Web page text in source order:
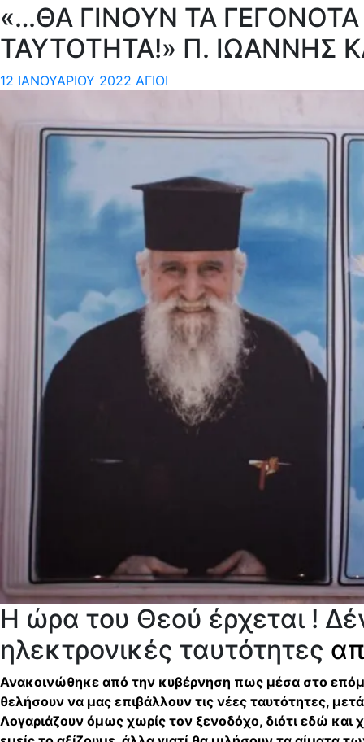
«…ΘΑ ΓΙΝΟΥΝ ΤΑ
ΤΑΥΤΟΤΗΤΑ!» Π. ΙΩΑΝΝΗΣ
12 ΙΑΝΟΥΑΡΊΟΥ 2022 ΆΓΙΟΙ
Η ώρα του Θεού έρχεται !
ηλεκτρονικές ταυτότητες
Ανακοινώθηκε από την κυβέρνηση πως μέσα στο
θελήσουν να μας επιβάλλουν τις νέες ταυτότητες,
Λογαριάζουν όμως χωρίς τον ξενοδόχο, διότι εδώ και